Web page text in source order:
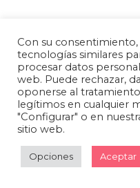
Con su
tecnologías similares
procesar datos
web. Puede rechazar,
oponerse al
legítimos en cualquier
"Configurar" o en
sitio web.
Opciones Aceptar